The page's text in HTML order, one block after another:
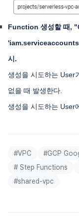
Function 생성할 때,
시.
생성을 시도하는 User
없을 때 발생한다.
생성을 시도하는 User
#VPC #GCP
#Step Functions
#shared-vpc